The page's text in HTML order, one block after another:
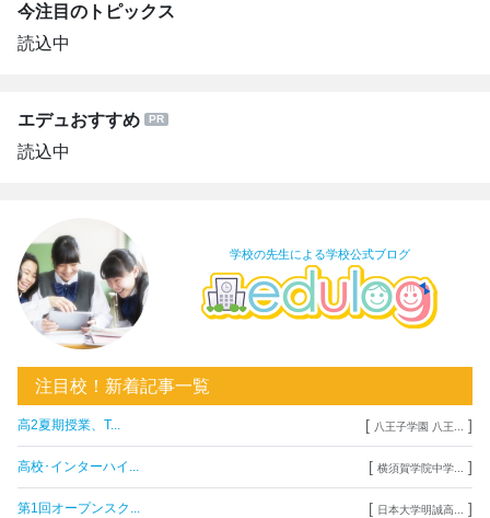
今注目のトピックス
読込中
エデュおすすめ
読込中
学校の先生による学校公式ブログ
注目校！新着記事一覧
高2夏期授業、T... [ 八王子学園 八王... ]
高校･インターハイ... [ 横須賀学院中学... ]
第1回オープンスク... [ 日本大学明誠高... ]